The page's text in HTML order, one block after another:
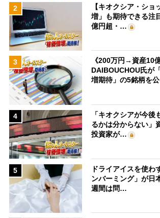
2
【キオクシア・ショ
増」も期待できる注
億円超・…
3
《200万円→資産10
DAIBOUCHOU氏が
増期待」の5銘柄を
4
「キオクシアが今後
るかは分からない」
投資家が…
5
ドライアイスを使わ
ンバーミング」が
週間は問…